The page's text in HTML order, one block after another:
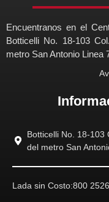
Encuentranos en el
Botticelli No. 18-103
metro San Antonio Linea
Botticelli No. 18-103
del metro San
Lada sin Costo:800